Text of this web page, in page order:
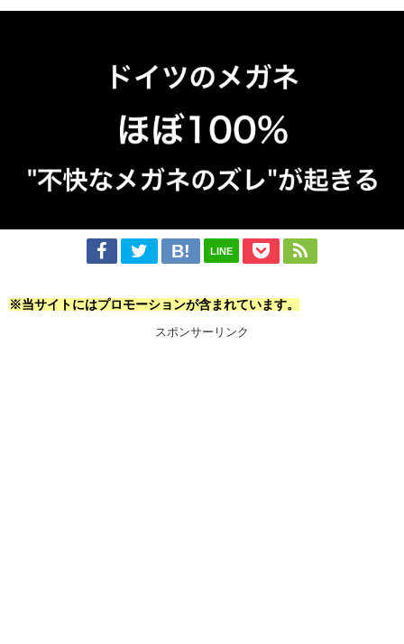
LINE
※当サイトにはプロモーションが含まれています。
スポンサーリンク